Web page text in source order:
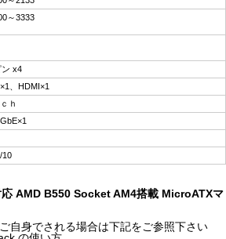
～3333
ン x4
、HDMI×1
ｈ
10
AMD B550 Socket AM4搭載 MicroATXマ
自身でされる場合は下記をご参照下さい